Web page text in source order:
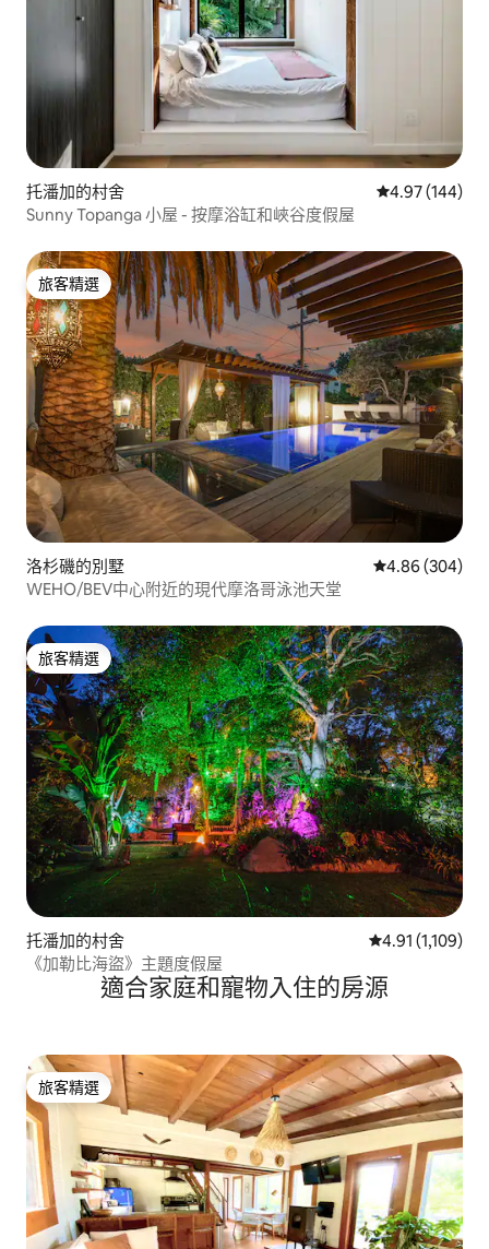
托潘加的村舍 從 144 則評價
4.97 (144)
Sunny Topanga 小屋 - 按摩浴缸和峽谷度假屋
旅客精選
旅客精選
洛杉磯的別墅 從 304 則評價
4.86 (304)
WEHO/BEV中心附近的現代摩洛哥泳池天堂
旅客精選
旅客精選
托潘加的村舍 從 1,109 則評價
4.91 (1,109)
《加勒比海盜》主題度假屋
適合家庭和寵物入住的房源
旅客精選
旅客精選